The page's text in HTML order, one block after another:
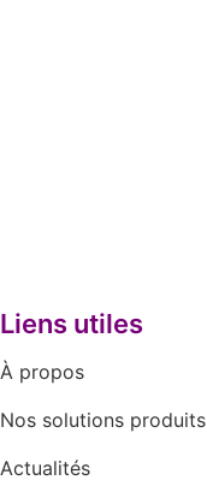
Liens utiles
À propos
Nos solutions produits
Actualités